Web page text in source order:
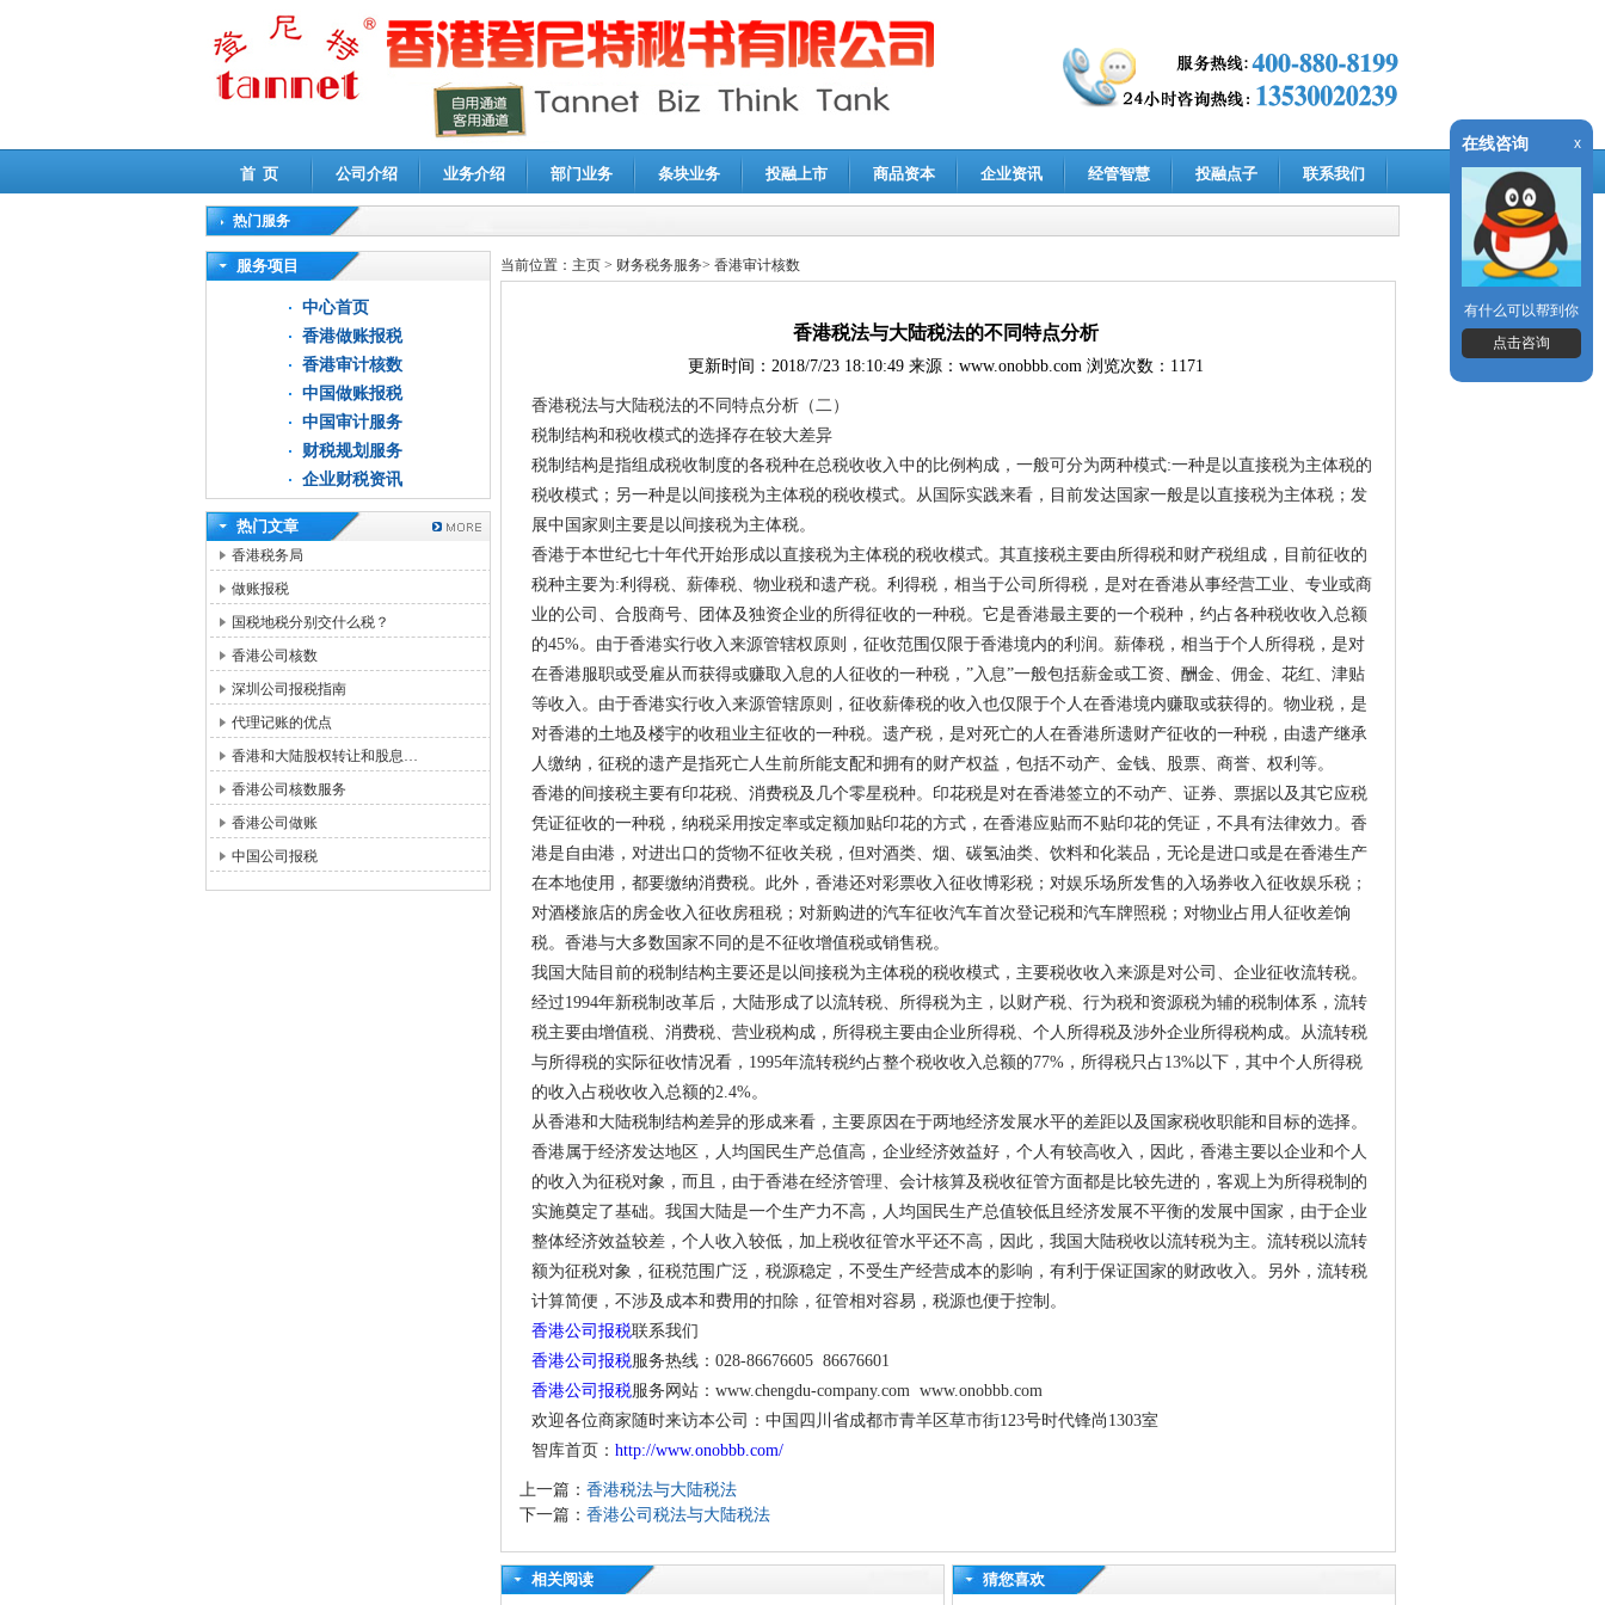
首 页 公司介绍 业务介绍 部门业务 条块业务 投融上市 商品资本 企业资讯 经管智慧 投融点子 联系我们
热门服务
高新技术企业认定审计|企业所得税汇算清缴申报鉴证
服务项目
中心首页
香港做账报税
香港审计核数
中国做账报税
中国审计服务
财税规划服务
企业财税资讯
热门文章
香港税务局
做账报税
国税地税分别交什么税？
香港公司核数
深圳公司报税指南
代理记账的优点
香港和大陆股权转让和股息…
香港公司核数服务
香港公司做账
中国公司报税
当前位置： 主页 > 财务税务服务> 香港审计核数
香港税法与大陆税法的不同特点分析
更新时间： 2018/7/23 18:10:49来源： www.onobbb.com浏览次数：1171
香港税法与大陆税法的不同特点分析（二）
税制结构和税收模式的选择存在较大差异
税制结构是指组成税收制度的各税种在总税收收入中的比例构成，一般可分为两种模式:一种是以直接税为主体税的
税收模式；另一种是以间接税为主体税的税收模式。从国际实践来看，目前发达国家一般是以直接税为主体税；发
展中国家则主要是以间接税为主体税。
香港于本世纪七十年代开始形成以直接税为主体税的税收模式。其直接税主要由所得税和财产税组成，目前征收的
税种主要为:利得税、薪俸税、物业税和遗产税。利得税，相当于公司所得税，是对在香港从事经营工业、专业或商
业的公司、合股商号、团体及独资企业的所得征收的一种税。它是香港最主要的一个税种，约占各种税收收入总额
的45%。由于香港实行收入来源管辖权原则，征收范围仅限于香港境内的利润。薪俸税，相当于个人所得税，是对
在香港服职或受雇从而获得或赚取入息的人征收的一种税，”入息”一般包括薪金或工资、酬金、佣金、花红、津贴
等收入。由于香港实行收入来源管辖原则，征收薪俸税的收入也仅限于个人在香港境内赚取或获得的。物业税，是
对香港的土地及楼宇的收租业主征收的一种税。遗产税，是对死亡的人在香港所遗财产征收的一种税，由遗产继承
人缴纳，征税的遗产是指死亡人生前所能支配和拥有的财产权益，包括不动产、金钱、股票、商誉、权利等。
香港的间接税主要有印花税、消费税及几个零星税种。印花税是对在香港签立的不动产、证券、票据以及其它应税
凭证征收的一种税，纳税采用按定率或定额加贴印花的方式，在香港应贴而不贴印花的凭证，不具有法律效力。香
港是自由港，对进出口的货物不征收关税，但对酒类、烟、碳氢油类、饮料和化装品，无论是进口或是在香港生产
在本地使用，都要缴纳消费税。此外，香港还对彩票收入征收博彩税；对娱乐场所发售的入场券收入征收娱乐税；
对酒楼旅店的房金收入征收房租税；对新购进的汽车征收汽车首次登记税和汽车牌照税；对物业占用人征收差饷
税。香港与大多数国家不同的是不征收增值税或销售税。
我国大陆目前的税制结构主要还是以间接税为主体税的税收模式，主要税收收入来源是对公司、企业征收流转税。
经过1994年新税制改革后，大陆形成了以流转税、所得税为主，以财产税、行为税和资源税为辅的税制体系，流转
税主要由增值税、消费税、营业税构成，所得税主要由企业所得税、个人所得税及涉外企业所得税构成。从流转税
与所得税的实际征收情况看，1995年流转税约占整个税收收入总额的77%，所得税只占13%以下，其中个人所得税
的收入占税收收入总额的2.4%。
从香港和大陆税制结构差异的形成来看，主要原因在于两地经济发展水平的差距以及国家税收职能和目标的选择。
香港属于经济发达地区，人均国民生产总值高，企业经济效益好，个人有较高收入，因此，香港主要以企业和个人
的收入为征税对象，而且，由于香港在经济管理、会计核算及税收征管方面都是比较先进的，客观上为所得税制的
实施奠定了基础。我国大陆是一个生产力不高，人均国民生产总值较低且经济发展不平衡的发展中国家，由于企业
整体经济效益较差，个人收入较低，加上税收征管水平还不高，因此，我国大陆税收以流转税为主。流转税以流转
额为征税对象，征税范围广泛，税源稳定，不受生产经营成本的影响，有利于保证国家的财政收入。另外，流转税
计算简便，不涉及成本和费用的扣除，征管相对容易，税源也便于控制。
香港公司报税联系我们
香港公司报税服务热线：028-86676605 86676601
香港公司报税服务网站：www.chengdu-company.com www.onobbb.com
欢迎各位商家随时来访本公司：中国四川省成都市青羊区草市街123号时代锋尚1303室
智库首页： http://www.onobbb.com/
上一篇： 香港税法与大陆税法
下一篇： 香港公司税法与大陆税法
相关阅读 猜您喜欢
在线咨询 x
有什么可以帮到你
点击咨询